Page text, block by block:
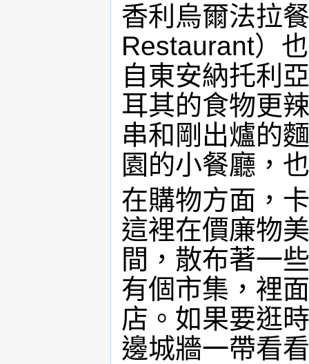
香利烏爾法拉
Restaurant）
自東安納托利
耳其的食物更
串和剛出爐的
園的小餐廳，
在購物方面，
這裡在價廉物
間，散布著一
有個市集，裡
店。如果要逛
邊城牆一帶看